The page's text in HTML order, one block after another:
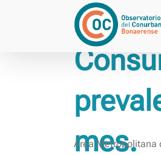
mes.
Área Metropolitana